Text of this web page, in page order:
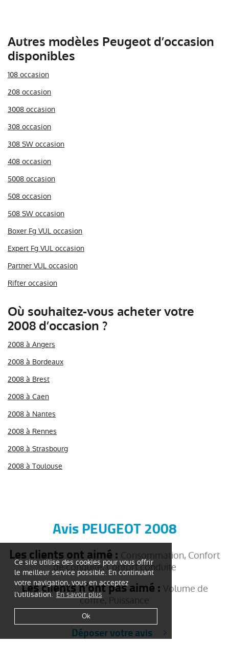
Ce site utilise des cookies pour vous offrir
le meilleur service possible. En continuant
votre navigation, vous en acceptez
l'utilisation.En savoir plus
Ok
Autres modèles Peugeot d’occasion
disponibles
108 occasion
208 occasion
3008 occasion
308 occasion
308 SW occasion
408 occasion
5008 occasion
508 occasion
508 SW occasion
Boxer Fg VUL occasion
Expert Fg VUL occasion
Partner VUL occasion
Rifter occasion
Où souhaitez-vous acheter votre
2008 d’occasion ?
2008 à Angers
2008 à Bordeaux
2008 à Brest
2008 à Caen
2008 à Nantes
2008 à Rennes
2008 à Strasbourg
2008 à Toulouse
Avis PEUGEOT 2008
Les clients ont aimé : Consommation, Confort
de conduite, Confort conduite
Les clients n’ont pas aimé : Volume de
coffre, Puissance
Déposer votre avis